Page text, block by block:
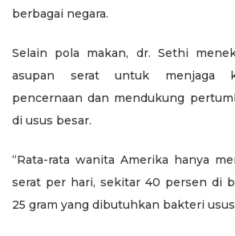
berbagai negara.
Selain pola makan, dr. Sethi
asupan serat untuk menjaga
pencernaan dan mendukung
di usus besar.
“Rata-rata wanita Amerika hanya
serat per hari, sekitar 40 persen di
25 gram yang dibutuhkan bakteri